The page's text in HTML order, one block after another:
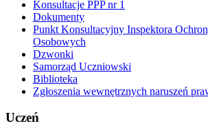
Konsultacje PPP nr 1
Dokumenty
Punkt Konsultacyjny Inspektora
Osobowych
Dzwonki
Samorząd Uczniowski
Biblioteka
Zgłoszenia wewnętrznych naruszeń
Uczeń